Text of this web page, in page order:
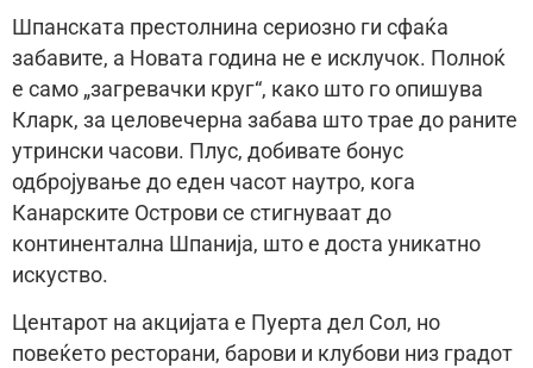
Шпанската престолнина сериозно ги сфаќа
забавите, а Новата година не е исклучок. Полноќ
е само „загревачки круг“, како што го опишува
Кларк, за целовечерна забава што трае до раните
утрински часови. Плус, добивате бонус
одбројување до еден часот наутро, кога
Канарските Острови се стигнуваат до
континентална Шпанија, што е доста уникатно
искуство.
Центарот на акцијата е Пуерта дел Сол, но
повеќето ресторани, барови и клубови низ градот